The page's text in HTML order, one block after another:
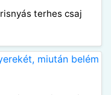
terhes csaj